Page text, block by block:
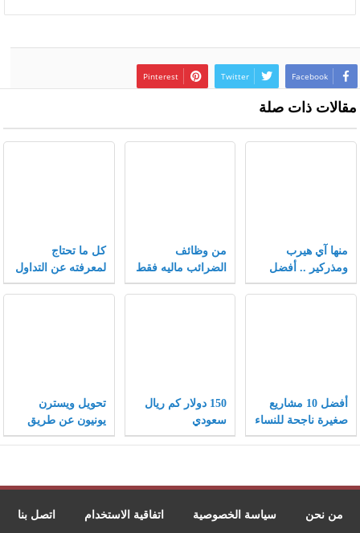
Facebook
Twitter
Pinterest
مقالات ذات صلة
منها آي هيرب
ومذركير .. أفضل
كوبونات خصم تلقى
من وظائف
الضرائب ماليه فقط
كل ما تحتاج
لمعرفته عن التداول
في سوق الفوركس
أفضل 10 مشاريع
صغيرة ناجحة للنساء
ونصائح هامة لنجاح
150 دولار كم ريال
سعودي
تحويل ويسترن
يونيون عن طريق
الفيزا
من نحن سياسة الخصوصية اتفاقية الاستخدام اتصل بنا